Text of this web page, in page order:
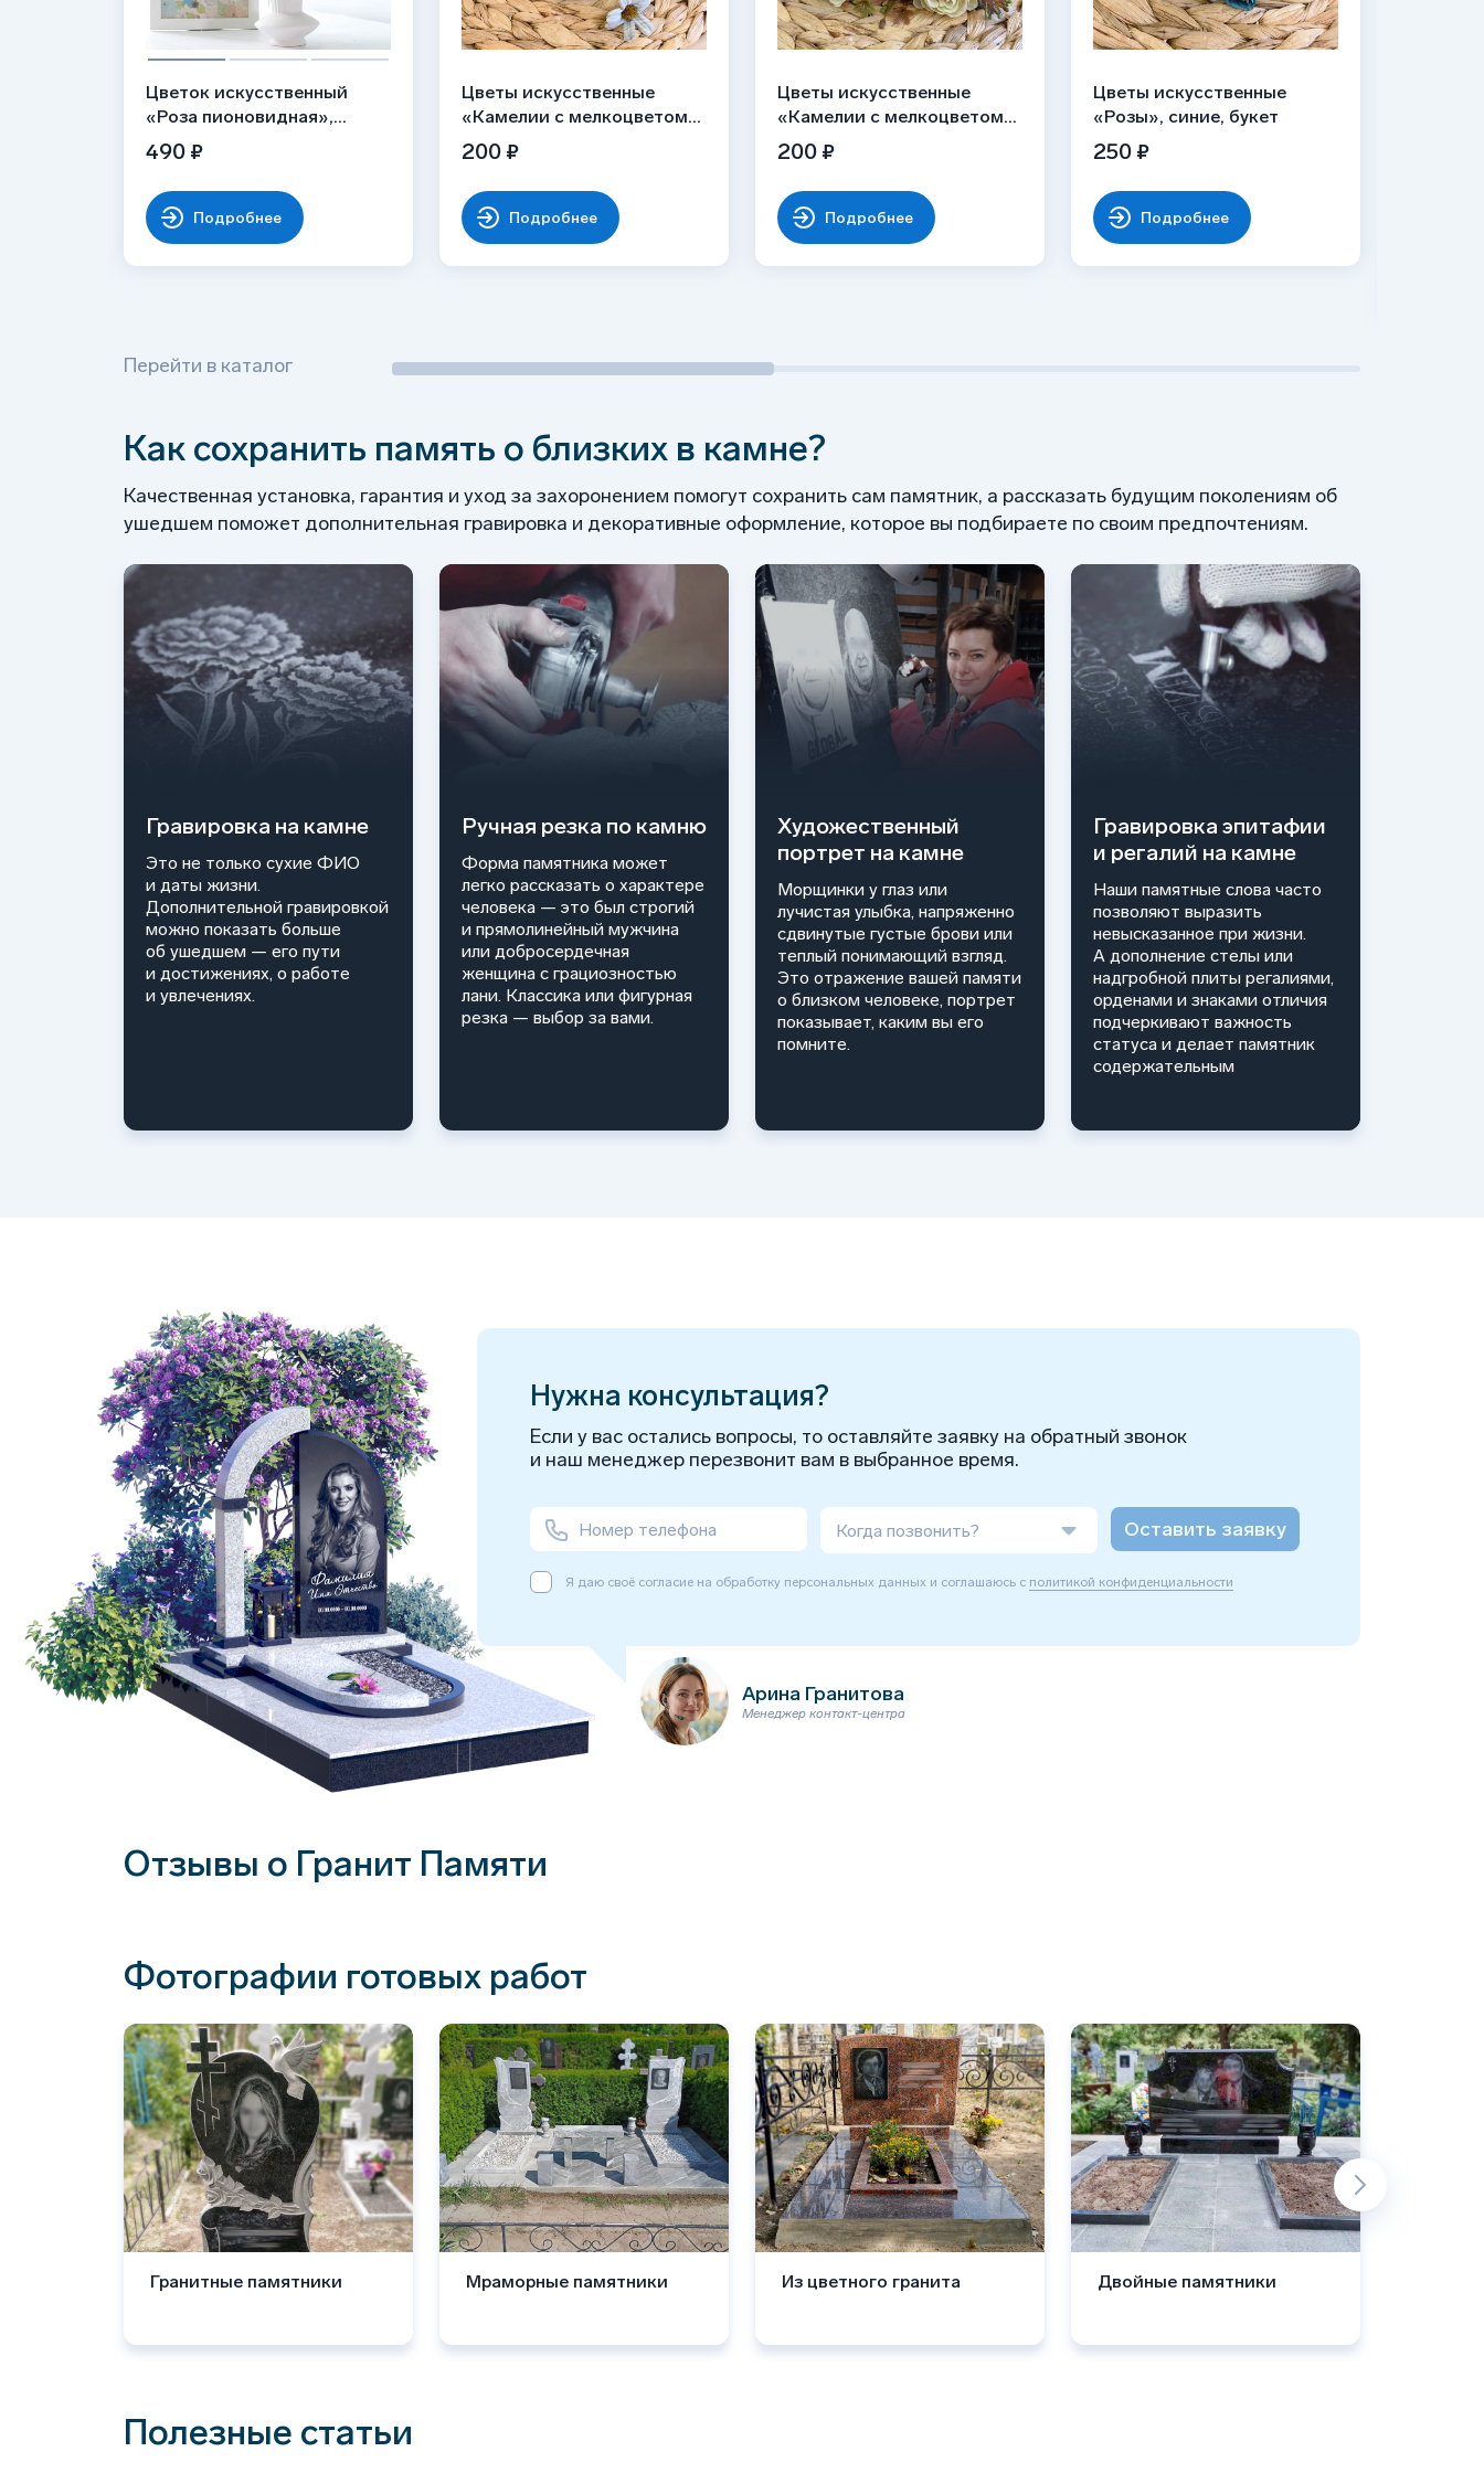
Цветок искусственный
«Роза пионовидная»,
молочно-розовая,
одиночный
490 ₽
Подробнее
Цветы искусственные
«Камелии с мелкоцветом»,
голубые, букет
200 ₽
Подробнее
Цветы искусственные
«Камелии с мелкоцветом»,
сиренево-молочные, букет
200 ₽
Подробнее
Цветы искусственные
«Розы», синие, букет
250 ₽
Подробнее
Перейти в каталог
Как сохранить память о близких в камне?
Качественная установка, гарантия и уход за захоронением помогут сохранить сам памятник, а рассказать будущим поколениям об
ушедшем поможет дополнительная гравировка и декоративные оформление, которое вы подбираете по своим предпочтениям.
Гравировка на камне
Это не только сухие ФИО
и даты жизни.
Дополнительной гравировкой
можно показать больше
об ушедшем — его пути
и достижениях, о работе
и увлечениях.
Ручная резка по камню
Форма памятника может
легко рассказать о характере
человека — это был строгий
и прямолинейный мужчина
или добросердечная
женщина с грациозностью
лани. Классика или фигурная
резка — выбор за вами.
Художественный
портрет на камне
Морщинки у глаз или
лучистая улыбка, напряженно
сдвинутые густые брови или
теплый понимающий взгляд.
Это отражение вашей памяти
о близком человеке, портрет
показывает, каким вы его
помните.
Гравировка эпитафии
и регалий на камне
Наши памятные слова часто
позволяют выразить
невысказанное при жизни.
А дополнение стелы или
надгробной плиты регалиями,
орденами и знаками отличия
подчеркивают важность
статуса и делает памятник
содержательным
Нужна консультация?
Если у вас остались вопросы, то оставляйте заявку на обратный звонок
и наш менеджер перезвонит вам в выбранное время.
Когда позвонить? Оставить заявку
Я даю своё согласие на обработку персональных данных и соглашаюсь с политикой конфиденциальности
Арина Гранитова
Менеджер контакт-центра
Отзывы о Гранит Памяти
Фотографии готовых работ
Гранитные памятники Мраморные памятники Из цветного гранита Двойные памятники
Полезные статьи